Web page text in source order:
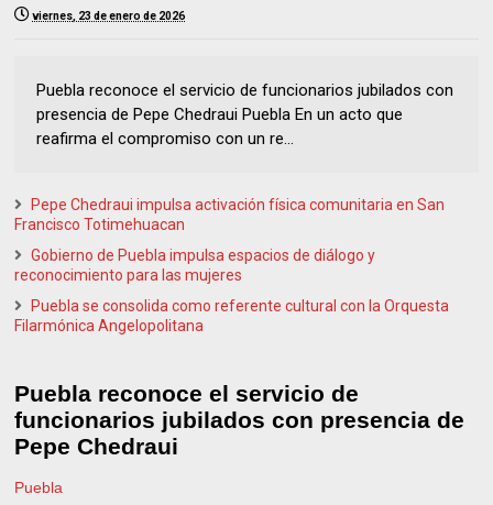
viernes, 23 de enero de 2026
Puebla reconoce el servicio de funcionarios jubilados con
presencia de Pepe Chedraui Puebla En un acto que
reafirma el compromiso con un re...
Pepe Chedraui impulsa activación física comunitaria en San
Francisco Totimehuacan
Gobierno de Puebla impulsa espacios de diálogo y
reconocimiento para las mujeres
Puebla se consolida como referente cultural con la Orquesta
Filarmónica Angelopolitana
Puebla reconoce el servicio de
funcionarios jubilados con presencia de
Pepe Chedraui
Puebla